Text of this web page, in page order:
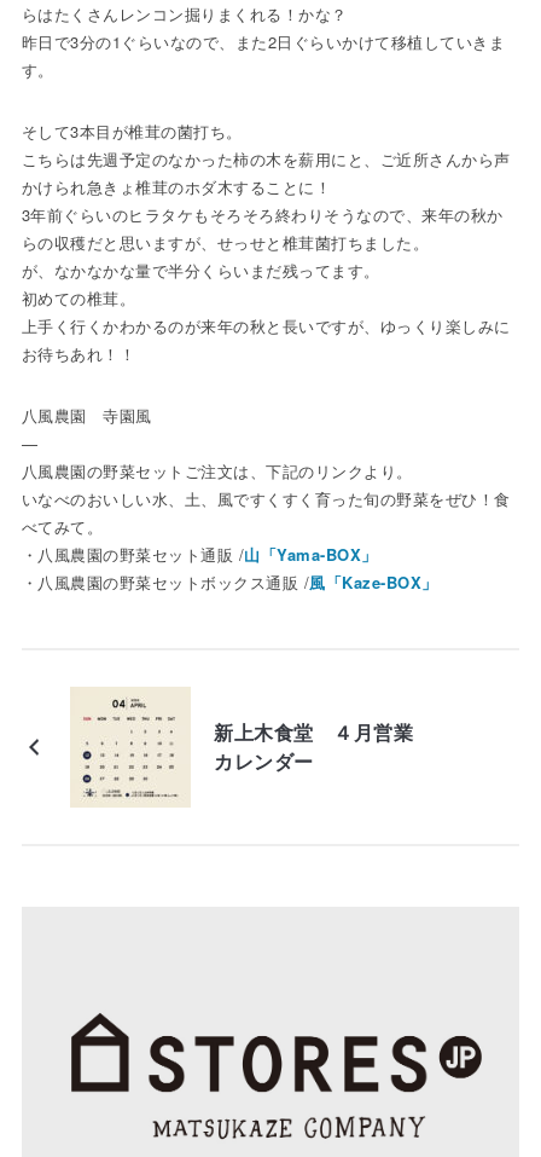
らはたくさんレンコン掘りまくれる！かな？
昨日で3分の1ぐらいなので、また2日ぐらいかけて移植していきま
す。
そして3本目が椎茸の菌打ち。
こちらは先週予定のなかった柿の木を薪用にと、ご近所さんから声
かけられ急きょ椎茸のホダ木することに！
3年前ぐらいのヒラタケもそろそろ終わりそうなので、来年の秋か
らの収穫だと思いますが、せっせと椎茸菌打ちました。
が、なかなかな量で半分くらいまだ残ってます。
初めての椎茸。
上手く行くかわかるのが来年の秋と長いですが、ゆっくり楽しみに
お待ちあれ！！
八風農園 寺園風
—
八風農園の野菜セットご注文は、下記のリンクより。
いなべのおいしい水、土、風ですくすく育った旬の野菜をぜひ！食
べてみて。
・八風農園の野菜セット通販 /山「Yama-BOX」
・八風農園の野菜セットボックス通販 /風「Kaze-BOX」
新上木食堂 ４月営業
カレンダー